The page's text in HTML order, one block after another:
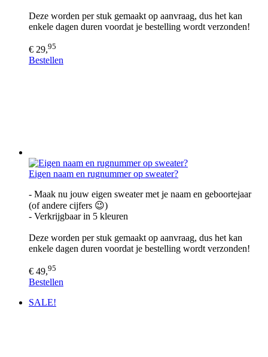
Deze worden per stuk gemaakt op aanvraag, dus het kan
enkele dagen duren voordat je bestelling wordt verzonden!
€ 29,95
Bestellen
Eigen naam en rugnummer op sweater?
- Maak nu jouw eigen sweater met je naam en geboortejaar
(of andere cijfers 😉)
- Verkrijgbaar in 5 kleuren
Deze worden per stuk gemaakt op aanvraag, dus het kan
enkele dagen duren voordat je bestelling wordt verzonden!
€ 49,95
Bestellen
SALE!